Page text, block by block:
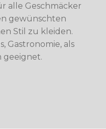
alle Geschmäcker
gewünschten
Stil zu kleiden.
Gastronomie, als
geeignet.